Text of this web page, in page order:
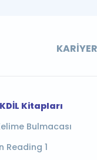
KARIYER
Kitapları
Bulmacası
Reading 1